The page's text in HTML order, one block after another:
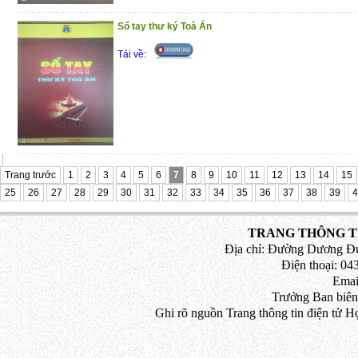
đồng trong hoạt động kinh doanh
Phần 4 : Pháp luật về giải quyết tranh
Trân trọng giới thiệu đến bạn đọc!
(29/10/2020)
Sổ tay thư ký Toà Án
Tải về:
Trang trước 1 2 3 4 5 6 7 8 9 10 11 12 13 14
15
25
26 27 28 29 30 31 32 33 34 35 36 37 38 39
TRANG THÔNG
Địa chỉ: Đường Dương
Điện thoại:
Trưởng Ban
Ghi rõ nguồn Trang thông tin điện tử